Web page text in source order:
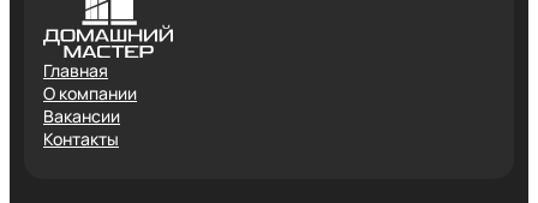
Главная
О компании
Вакансии
Контакты